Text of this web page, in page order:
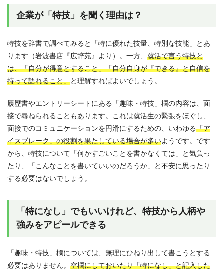
企業が「特技」を聞く理由は？
特技を辞書で調べてみると「特に優れた技量、特別な技能」とあ
ります（岩波書店『広辞苑』より）。一方、 就活で言う特技と
は、「自分が得意とすること」「自分自身が『できる』と自信を
持って語れること」と理解すればよいでしょう。
履歴書やエントリーシートにある「趣味・特技」欄の内容は、面
接で尋ねられることもあります。これは就活生の緊張をほぐし、
面接でのコミュニケーションを円滑にするための、いわゆる「ア
イスブレーク」の役割を果たしている場合が多いようです。です
から、特技について「何かすごいことを書かなくては」と気負っ
たり、「こんなことを書いていいのだろうか」と不安に思ったり
する必要はないでしょう。
「特になし」でもいいけれど、特技から人柄や
強みをアピールできる
「趣味・特技」欄については、無理にひねり出して書こうとする
必要はありません。 空欄にしておいたり「特になし」と記入した